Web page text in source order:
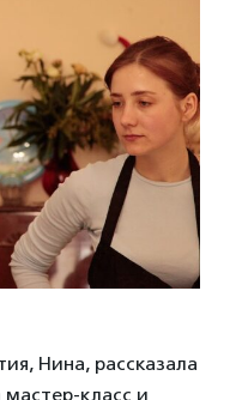
Нина, рассказала
класс и